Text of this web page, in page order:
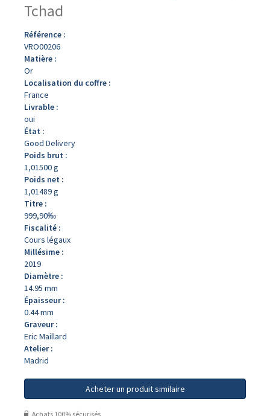
Tchad
Référence :
VRO00206
Matière :
Or
Localisation du coffre :
France
Livrable :
oui
État :
Good Delivery
Poids brut :
1,01500 g
Poids net :
1,01489 g
Titre :
999,90‰
Fiscalité :
Cours légaux
Millésime :
2019
Diamètre :
14.95 mm
Épaisseur :
0.44 mm
Graveur :
Eric Maillard
Atelier :
Madrid
Acheter un produit similaire
Achats 100% sécurisés